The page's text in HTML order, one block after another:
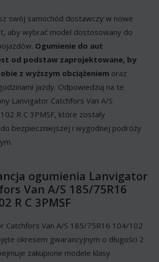
swój samochód dostawczy w nowe
aby wybrać model dostosowany do
Ogumienie do aut
od podstaw zaprojektowane, by
z wyższym obciążeniem oraz
jazdy. Odpowiedzią na te
Lanvigator Catchfors Van A/S
R C 3PMSF, które zostały
bezpieczniejszej i wygodnej podróży
ogumienia Lanvigator
Van A/S 185/75R16
R C 3PMSF
Catchfors Van A/S 185/75R16 104/102
okresem gwarancyjnym o długości 2
zakupione modele klasy